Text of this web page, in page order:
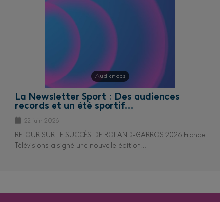
Audiences
La Newsletter Sport : Des audiences
records et un été sportif…
22 juin 2026
RETOUR SUR LE SUCCÈS DE ROLAND-GARROS 2026 France
Télévisions a signé une nouvelle édition…